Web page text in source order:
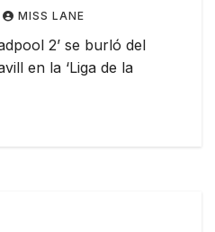
MISS LANE
2’ se burló del
en la ‘Liga de la